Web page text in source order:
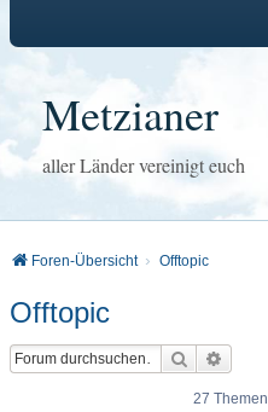
Metzianer
aller Länder vereinigt euch
Foren-Übersicht Offtopic
Offtopic
Suche
27 Themen